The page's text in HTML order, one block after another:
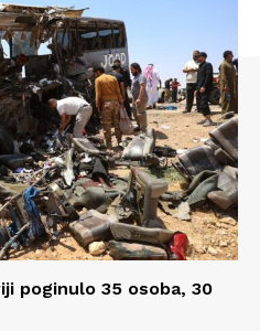
poginulo 35 osoba, 30